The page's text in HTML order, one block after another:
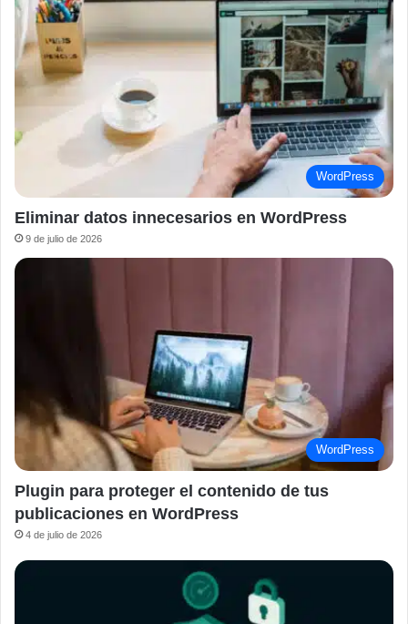
WordPress
Eliminar datos innecesarios en WordPress
9 de julio de 2026
WordPress
Plugin para proteger el contenido de tus
publicaciones en WordPress
4 de julio de 2026